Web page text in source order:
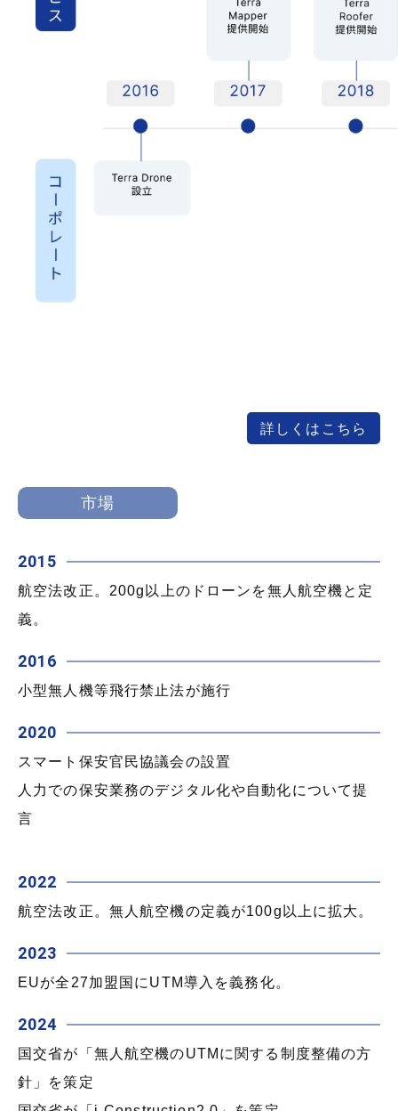
詳しくはこちら
市場
2015
航空法改正。200g以上のドローンを無人航空機と定
義。
2016
小型無人機等飛行禁止法が施行
2020
スマート保安官民協議会の設置
人力での保安業務のデジタル化や自動化について提
言
2022
航空法改正。無人航空機の定義が100g以上に拡大。
2023
EUが全27加盟国にUTM導入を義務化。
2024
国交省が「無人航空機のUTMに関する制度整備の方
針」を策定